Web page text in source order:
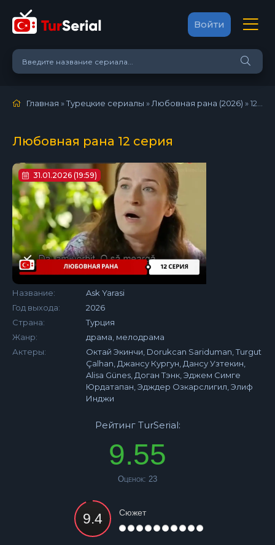
Войти
Главная »Турецкие сериалы » Любовная рана (2026) »12 серия
Любовная рана 12 серия
31.01.2026 (19:59)
Название:
Ask Yarasi
Год выхода:
2026
Страна:
Турция
Жанр:
драма, мелодрама
Актеры:
Октай Экинчи, Dorukcan Sariduman, Turgut
Çalhan, Джансу Кургун, Дансу Узтекин,
Alisa Günes, Доган Тэнк, Эджем Симге
Юрдатапан, Эдждер Озкарслигил, Элиф
Инджи
Рейтинг TurSerial:
9.55
Оценок: 23
Сюжет